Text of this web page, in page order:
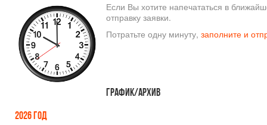
Если Вы хотите напечататься в
отправку заявки.
Потратьте одну минуту, заполните и
График/Архив
2026 год